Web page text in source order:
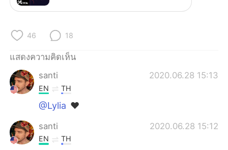
한국어 Русский
Indonesia
Türkçe
Português
46 18
แสดงความคิดเห็น
santi
2020.06.28 15:13
EN TH
@Lylia ❤️
santi 2020.06.28 15:12
EN TH